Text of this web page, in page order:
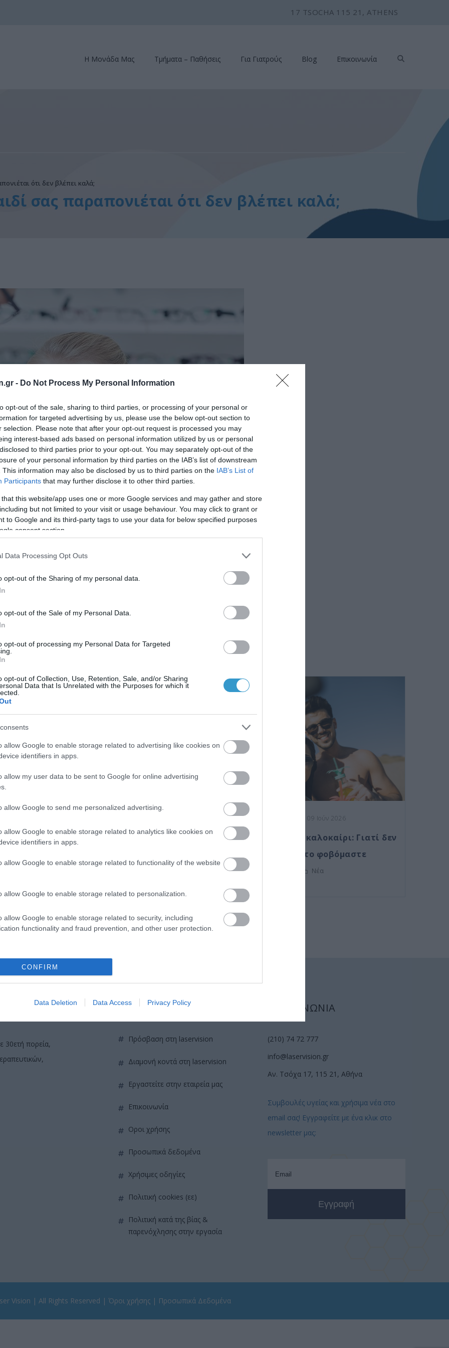
- Do Not Process My Personal Information
opt-out of the sale, sharing to third parties, or processing of your personal or
for targeted advertising by us, please use the below opt-out section to
selection. Please note that after your opt-out request is processed you may
interest-based ads based on personal information utilized by us or personal
to third parties prior to your opt-out. You may separately opt-out of the
of your personal information by third parties on the IAB’s list of downstream
This information may also be disclosed by us to third parties on the IAB’s List of
Participants that may further disclose it to other third parties.
that this website/app uses one or more Google services and may gather and store
but not limited to your visit or usage behaviour. You may click to grant or
to Google and its third-party tags to use your data for below specified purposes
consent section.
Data Processing Opt Outs
opt-out of the Sharing of my personal data.
opt-out of the Sale of my Personal Data.
opt-out of processing my Personal Data for Targeted
opt-out of Collection, Use, Retention, Sale, and/or Sharing
Data that Is Unrelated with the Purposes for which it
allow Google to enable storage related to advertising like cookies on
identifiers in apps.
allow my user data to be sent to Google for online advertising
allow Google to send me personalized advertising.
allow Google to enable storage related to analytics like cookies on
identifiers in apps.
allow Google to enable storage related to functionality of the website
allow Google to enable storage related to personalization.
allow Google to enable storage related to security, including
functionality and fraud prevention, and other user protection.
CONFIRM
Data Deletion Data Access Privacy Policy
17 TSOCHA 115 21, ATHENS
Η Μονάδα Μας Τμήματα – Παθήσεις Για Γιατρούς Blog Επικοινωνία
ότι δεν βλέπει καλά;
σας παραπονιέται ότι δεν βλέπει καλά;
ότι δεν βλέπει καλά;
ΌΤΙ ΔΕΝ ΒΛΈΠΕΙ ΚΑΛΆ;
η πιο επικίνδυνη εποχή για τα μάτια;
Posted on 09 Ιούν 2026
Laser μυωπίας το καλοκαίρι: Γιατί δεν
πρέπει να το φοβόμαστε
Νέα
πορεία,
QUICK LINKS
πρόσβαση στη laservision
διαμονή κοντά στη laservision
εργαστείτε στην εταιρεία μας
επικοινωνία
όροι χρήσης
προσωπικά δεδομένα
χρήσιμες οδηγίες
πολιτική cookies (εε)
πολιτική κατά της βίας &
παρενόχλησης στην εργασία
ΕΠΙΚΟΙΝΩΝΙΑ
(210) 74 72 777
info@laservision.gr
Αν. Τσόχα 17, 115 21, Αθήνα
Συμβουλές υγείας και χρήσιμα νέα στο
email σας! Εγγραφείτε με ένα κλικ στο
newsletter μας:
Vision | All Rights Reserved | Όροι χρήσης | Προσωπικά Δεδομένα